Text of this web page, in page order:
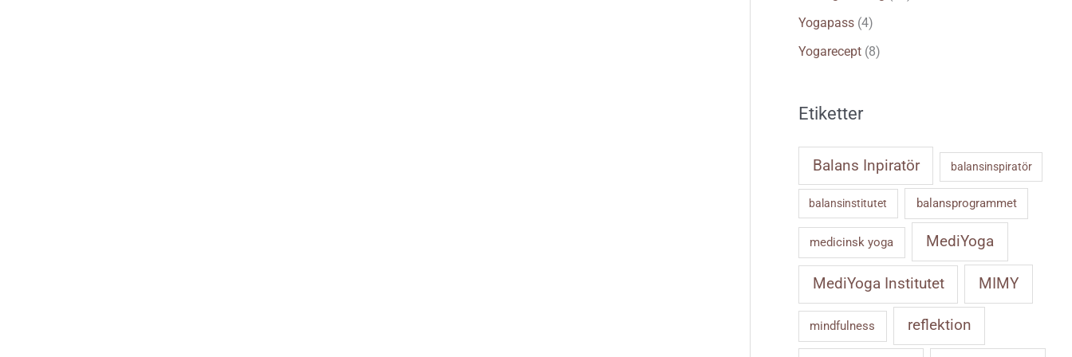
Yogapass(4)
Yogarecept(8)
Etiketter
Balans Inpiratör balansinspiratör
balansinstitutet balansprogrammet
medicinsk yoga MediYoga
MediYoga Institutet MIMY
mindfulness reflektion